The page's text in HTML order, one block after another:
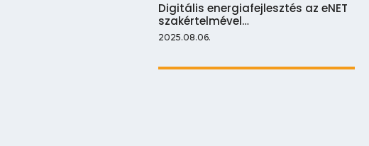
Digitális energiafejlesztés az eNET
szakértelmével…
2025.08.06.